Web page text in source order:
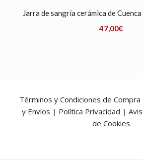
Jarra de sangría cerámica de
47,00€
Términos y Condiciones de Compra
y Envíos | Política Privacidad |
de Cookies